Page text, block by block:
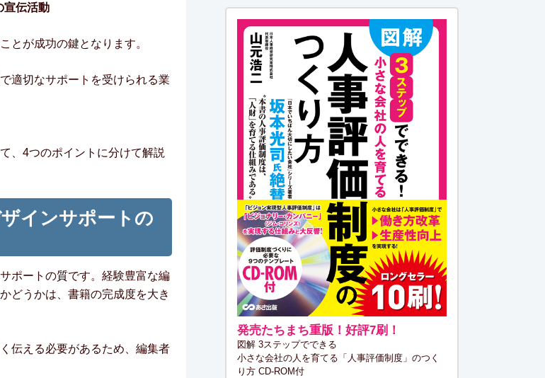
宣伝活動
とが成功の鍵となります。
適切なサポートを受けられる業
、4つのポイントに分けて解説
インサポートの
ポートの質です。経験豊富な編
どうかは、書籍の完成度を大き
伝える必要があるため、編集者
発売たちまち重版！好評7刷！
図解 3ステップでできる
小さな会社の人を育てる「人事評価制度」のつく
り方 CD-ROM付